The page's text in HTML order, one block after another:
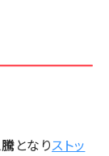
となりストッ